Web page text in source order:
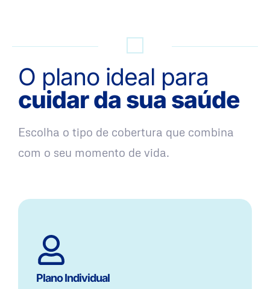
O plano ideal para
cuidar da sua saúde
Escolha o tipo de cobertura que combina
com o seu momento de vida.
Plano Individual